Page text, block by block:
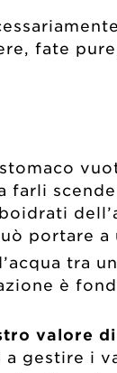
fate
farli
portare a
tra
è
valore di
gestire i